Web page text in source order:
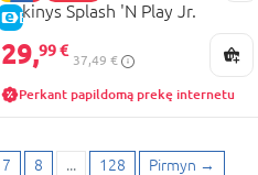
E-KAINA
rinkinys Splash 'N Play Jr.
Captain's, 16-89009
29,99 €
37,49 €
Perkant papildomą prekę internetu
7 8 ... 128 Pirmyn →